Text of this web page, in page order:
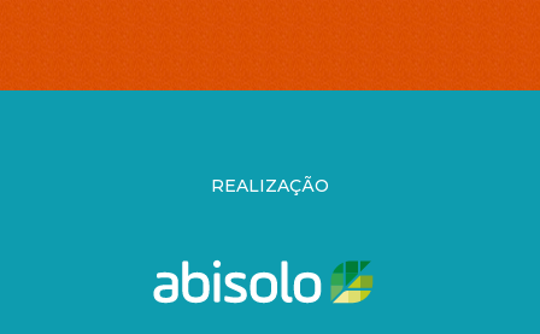
REALIZAÇÃO